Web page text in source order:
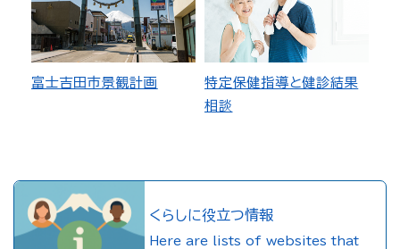
富士吉田市景観計画
特定保健指導と健診結果
相談
くらしに役立つ情報
Here are lists of websites that